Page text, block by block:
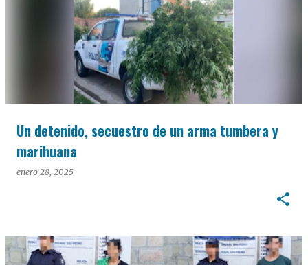
Un detenido, secuestro de un arma tumbera y
marihuana
enero 28, 2025